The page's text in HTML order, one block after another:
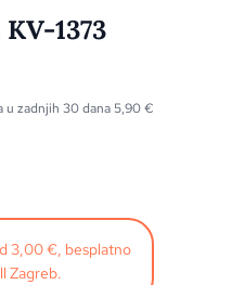
1373
u zadnjih 30 dana 5,90€
3,00 €, besplatno
Zagreb.